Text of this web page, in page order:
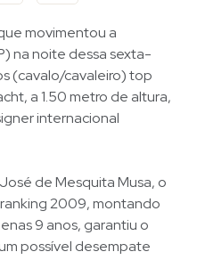
movimentou a
na noite dessa sexta-
(cavalo/cavaleiro) top
a 1.50 metro de altura,
internacional
de Mesquita Musa, o
2009, montando
9 anos, garantiu o
possível desempate